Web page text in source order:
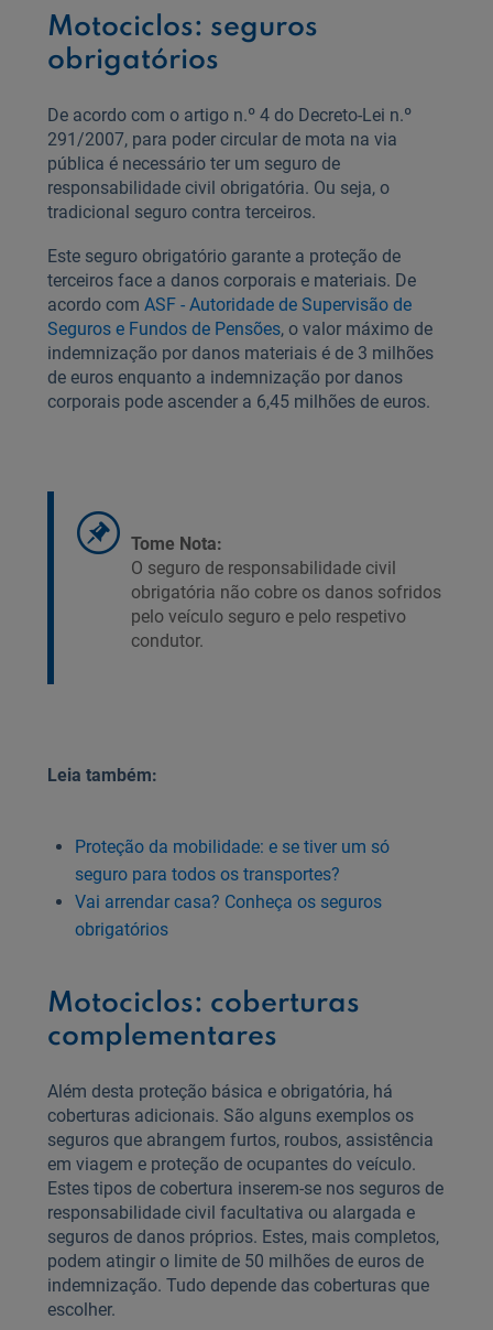
Motociclos: seguros
obrigatórios
De acordo com o artigo n.º 4 do Decreto-Lei n.º
291/2007, para poder circular de mota na via
pública é necessário ter um seguro de
responsabilidade civil obrigatória. Ou seja, o
tradicional seguro contra terceiros.
Este seguro obrigatório garante a proteção de
terceiros face a danos corporais e materiais. De
acordo com ASF - Autoridade de Supervisão de
Seguros e Fundos de Pensões, o valor máximo de
indemnização por danos materiais é de 3 milhões
de euros enquanto a indemnização por danos
corporais pode ascender a 6,45 milhões de euros.
Tome Nota:
O seguro de responsabilidade civil
obrigatória não cobre os danos sofridos
pelo veículo seguro e pelo respetivo
condutor.
Leia também:
Proteção da mobilidade: e se tiver um só
seguro para todos os transportes?
Vai arrendar casa? Conheça os seguros
obrigatórios
Motociclos: coberturas
complementares
Além desta proteção básica e obrigatória, há
coberturas adicionais. São alguns exemplos os
seguros que abrangem furtos, roubos, assistência
em viagem e proteção de ocupantes do veículo.
Estes tipos de cobertura inserem-se nos seguros de
responsabilidade civil facultativa ou alargada e
seguros de danos próprios. Estes, mais completos,
podem atingir o limite de 50 milhões de euros de
indemnização. Tudo depende das coberturas que
escolher.